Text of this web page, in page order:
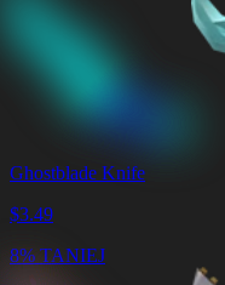
Ghostblade Knife
$3.49
8% TANIEJ